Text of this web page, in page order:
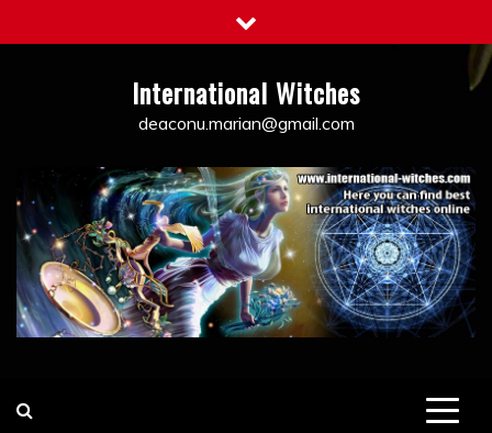
to
International Witches
deaconu.marian@gmail.com